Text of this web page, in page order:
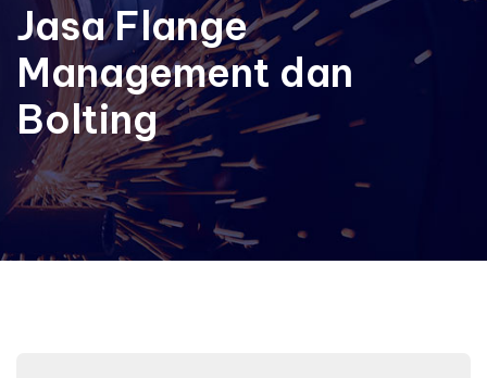
Jasa Flange
Management dan
Bolting